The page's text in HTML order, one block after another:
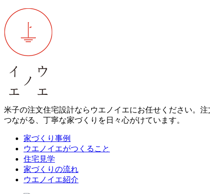
米子の注文住宅設計ならウエノイエにお任せください。
つながる、丁寧な家づくりを日々心がけています。
家づくり事例
ウエノイエがつくること
住宅見学
家づくりの流れ
ウエノイエ紹介